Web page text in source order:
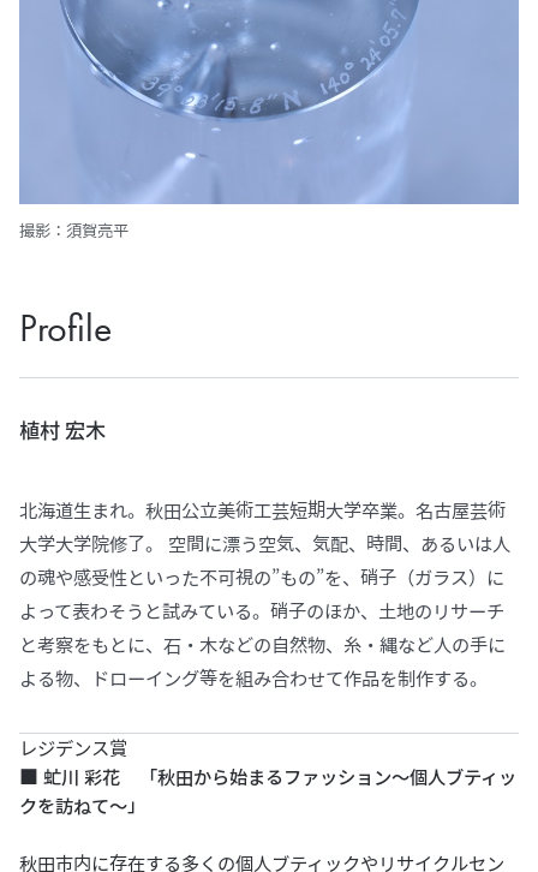
撮影：須賀亮平
Profile
植村 宏木
北海道生まれ。秋田公立美術工芸短期大学卒業。名古屋芸術
大学大学院修了。 空間に漂う空気、気配、時間、あるいは人
の魂や感受性といった不可視の”もの”を、硝子（ガラス）に
よって表わそうと試みている。硝子のほか、土地のリサーチ
と考察をもとに、石・木などの自然物、糸・縄など人の手に
よる物、ドローイング等を組み合わせて作品を制作する。
レジデンス賞
■ 虻川 彩花 「秋田から始まるファッション～個人ブティッ
クを訪ねて～」
秋田市内に存在する多くの個人ブティックやリサイクルセン